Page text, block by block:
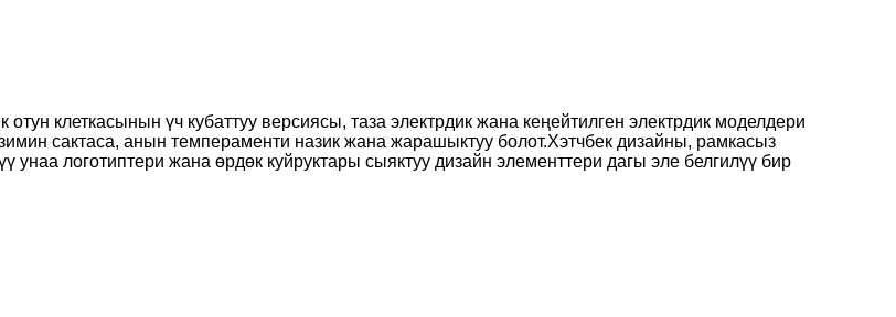
клеткасынын үч кубаттуу версиясы, таза электрдик жана кеңейтилген электрдик моделдери
сактаса, анын темпераменти назик жана жарашыктуу болот.Хэтчбек дизайны, рамкасыз
унаа логотиптери жана өрдөк куйруктары сыяктуу дизайн элементтери дагы эле белгилүү бир